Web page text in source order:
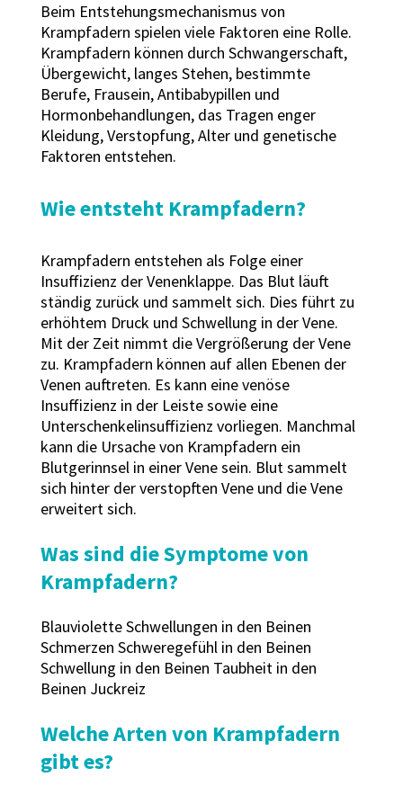
Beim Entstehungsmechanismus von
Krampfadern spielen viele Faktoren eine Rolle.
Krampfadern können durch Schwangerschaft,
Übergewicht, langes Stehen, bestimmte
Berufe, Frausein, Antibabypillen und
Hormonbehandlungen, das Tragen enger
Kleidung, Verstopfung, Alter und genetische
Faktoren entstehen.
Wie entsteht Krampfadern?
Krampfadern entstehen als Folge einer
Insuffizienz der Venenklappe. Das Blut läuft
ständig zurück und sammelt sich. Dies führt zu
erhöhtem Druck und Schwellung in der Vene.
Mit der Zeit nimmt die Vergrößerung der Vene
zu. Krampfadern können auf allen Ebenen der
Venen auftreten. Es kann eine venöse
Insuffizienz in der Leiste sowie eine
Unterschenkelinsuffizienz vorliegen. Manchmal
kann die Ursache von Krampfadern ein
Blutgerinnsel in einer Vene sein. Blut sammelt
sich hinter der verstopften Vene und die Vene
erweitert sich.
Was sind die Symptome von
Krampfadern?
Blauviolette Schwellungen in den Beinen
Schmerzen Schweregefühl in den Beinen
Schwellung in den Beinen Taubheit in den
Beinen Juckreiz
Welche Arten von Krampfadern
gibt es?